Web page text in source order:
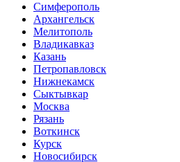
Симферополь
Архангельск
Мелитополь
Владикавказ
Казань
Петропавловск
Нижнекамск
Сыктывкар
Москва
Рязань
Воткинск
Курск
Новосибирск